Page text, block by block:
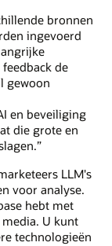
bronnen
ingevoerd
de
gewoon
en beveiliging
die grote en
LLM's
voor analyse.
hebt met
U kunt
technologieën